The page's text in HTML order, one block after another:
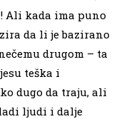
Ali kada ima puno
da li je bazirano
drugom – ta
teška i
dugo da traju, ali
ljudi i dalje